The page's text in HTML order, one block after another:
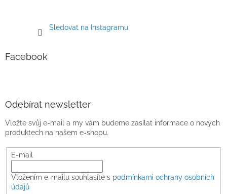
Sledovat na Instagramu
Facebook
Odebírat newsletter
Vložte svůj e-mail a my vám budeme zasílat informace o nových
produktech na našem e-shopu.
E-mail
Vložením e-mailu souhlasíte s podmínkami ochrany osobních
údajů